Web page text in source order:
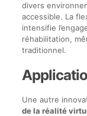
divers
accessible. La
intensifie
réhabilitation,
traditionnel.
Une autre
de la réalité